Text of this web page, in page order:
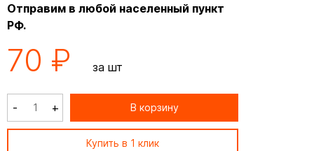
Отправим в любой населенный пункт
РФ.
70 ₽ за шт
- + В корзину
Купить в 1 клик